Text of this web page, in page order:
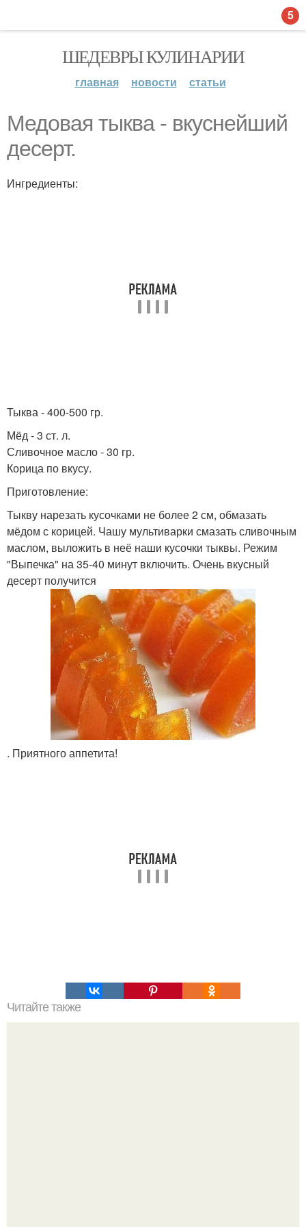
ШЕДЕВРЫ КУЛИНАРИИ
главная новости статьи
Медовая тыква - вкуснейший
десерт.
Ингредиенты:
Тыква - 400-500 гр.
Мёд - 3 ст. л.
Сливочное масло - 30 гр.
Корица по вкусу.
Приготовление:
Тыкву нарезать кусочками не более 2 см, обмазать
мёдом с корицей. Чашу мультиварки смазать сливочным
маслом, выложить в неё наши кусочки тыквы. Режим
"Выпечка" на 35-40 минут включить. Очень вкусный
десерт получится
. Приятного аппетита!
Читайте также
5